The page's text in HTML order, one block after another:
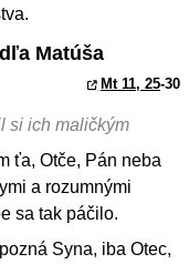
Matúša
Mt 11, 25-30
si ich maličkým
ťa, Otče, Pán neba
a rozumnými
sa tak páčilo.
Syna, iba Otec,